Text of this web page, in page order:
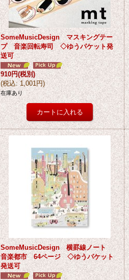
SomeMusicDesign マスキングテー
プ 音楽回転寿司 ◇ゆうパケット発
送可
910円(税別)
(税込: 1,001円)
在庫あり
SomeMusicDesign 横罫線ノート
音楽都市 64ページ ◇ゆうパケット
発送可